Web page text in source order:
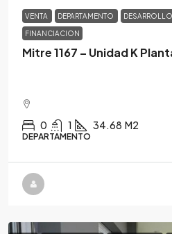
VENTA DEPARTAMENTO DESARROLLO
FINANCIACION
Mitre 1167 – Unidad K
0 1 34.68 M2
DEPARTAMENTO